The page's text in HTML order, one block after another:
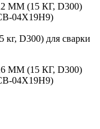
(15 КГ, D300)
04Х19Н9)
(15 КГ, D300)
04Х19Н9)